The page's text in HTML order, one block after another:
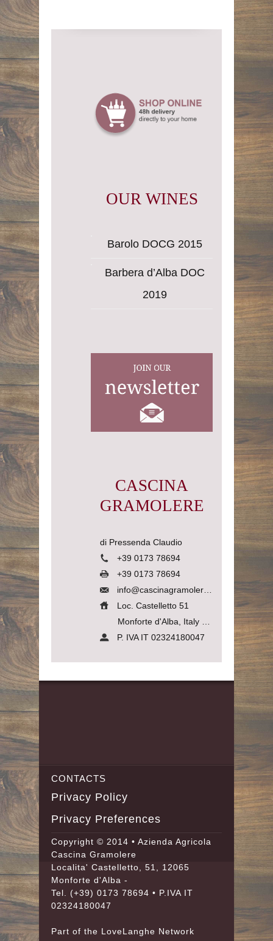
OUR WINES
Barolo DOCG 2015
Barbera d’Alba DOC
2019
CASCINA
GRAMOLERE
di Pressenda Claudio
+39 0173 78694
+39 0173 78694
info@cascinagramolere.com
Loc. Castelletto 51
Monforte d'Alba, Italy
P. IVA IT 02324180047
CONTACTS
Privacy Policy
Privacy Preferences
Copyright © 2014 • Azienda Agricola
Cascina Gramolere
Localita' Castelletto, 51, 12065
Monforte d'Alba -
Tel. (+39) 0173 78694 • P.IVA IT
02324180047
Part of the LoveLanghe Network